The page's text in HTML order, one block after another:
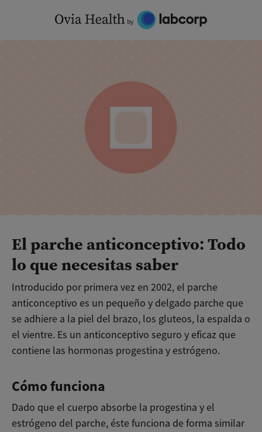
El parche anticonceptivo: Todo
lo que necesitas saber
Introducido por primera vez en 2002, el parche
anticonceptivo es un pequeño y delgado parche que
se adhiere a la piel del brazo, los gluteos, la espalda o
el vientre. Es un anticonceptivo seguro y eficaz que
contiene las hormonas progestina y estrógeno.
Cómo funciona
Dado que el cuerpo absorbe la progestina y el
estrógeno del parche, éste funciona de forma similar